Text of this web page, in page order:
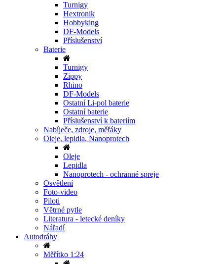
Turnigy
Hextronik
Hobbyking
DF-Models
Příslušenství
Baterie
Turnigy
Zippy
Rhino
DF-Models
Ostatní Li-pol baterie
Ostatní baterie
Příslušenství k bateriím
Nabíječe, zdroje, měřáky
Oleje, lepidla, Nanoprotech
Oleje
Lepidla
Nanoprotech - ochranné spreje
Osvětlení
Foto-video
Piloti
Větrné pytle
Literatura - letecké deníky
Nářadí
Autodráhy
Měřítko 1:24